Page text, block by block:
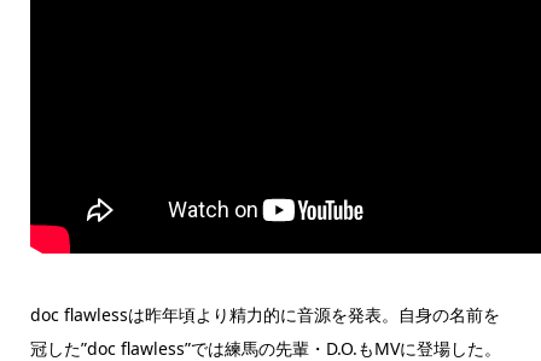
doc flawlessは昨年頃より精力的に音源を発表。自身の名前を
冠した”doc flawless”では練馬の先輩・D.O.もMVに登場した。